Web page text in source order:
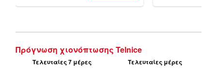
Πρόγνωση χιονόπτωσης Telnice
Τελευταίες 7 μέρες Τελευταίες μέρες